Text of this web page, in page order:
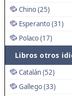
Chino (25)
Esperanto (31)
Polaco (17)
Libros otros
Catalán (52)
Gallego (33)